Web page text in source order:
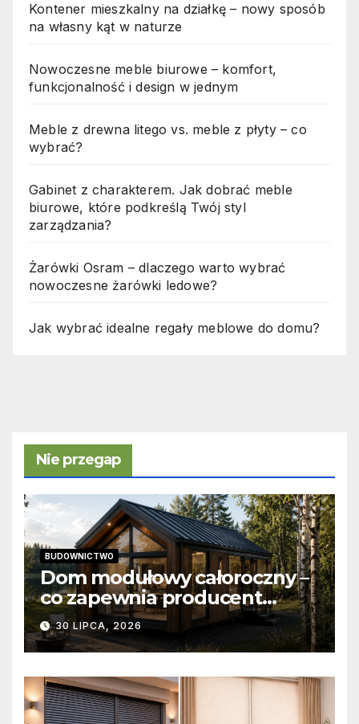
Kontener mieszkalny na działkę – nowy sposób
na własny kąt w naturze
Nowoczesne meble biurowe – komfort,
funkcjonalność i design w jednym
Meble z drewna litego vs. meble z płyty – co
wybrać?
Gabinet z charakterem. Jak dobrać meble
biurowe, które podkreślą Twój styl
zarządzania?
Żarówki Osram – dlaczego warto wybrać
nowoczesne żarówki ledowe?
Jak wybrać idealne regały meblowe do domu?
Nie przegap
BUDOWNICTWO
Dom modułowy całoroczny –
co zapewnia producent
domów modułowych?
30 LIPCA, 2026